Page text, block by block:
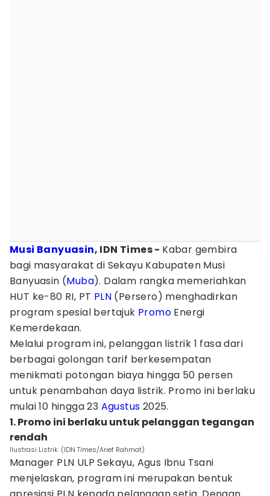
Musi Banyuasin, IDN Times - Kabar gembira
bagi masyarakat di Sekayu Kabupaten Musi
Banyuasin (Muba). Dalam rangka memeriahkan
HUT ke-80 RI, PT PLN (Persero) menghadirkan
program spesial bertajuk Promo Energi
Kemerdekaan.
Melalui program ini, pelanggan listrik 1 fasa dari
berbagai golongan tarif berkesempatan
menikmati potongan biaya hingga 50 persen
untuk penambahan daya listrik. Promo ini berlaku
mulai 10 hingga 23 Agustus 2025.
1. Promo ini berlaku untuk pelanggan tegangan
rendah
Ilustrasi Listrik. (IDN Times/Arief Rahmat)
Manager PLN ULP Sekayu, Agus Ibnu Tsani
menjelaskan, program ini merupakan bentuk